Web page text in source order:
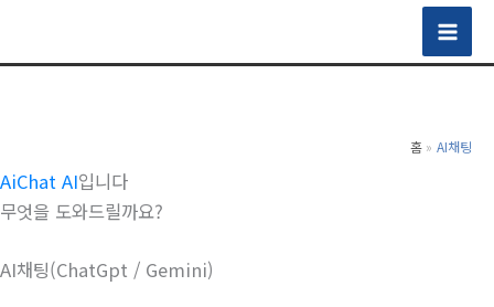
츠
뛰
기
Main
홈 AI채팅
AiChat AI입니다
무엇을 도와드릴까요?
AI채팅(ChatGpt / Gemini)